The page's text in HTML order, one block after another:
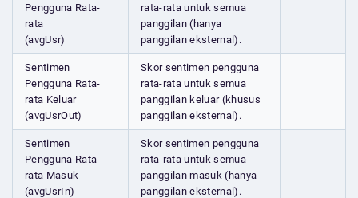
Pengguna Rata-
rata
(avgUsr)
rata-rata untuk semua
panggilan (hanya
panggilan eksternal).
Sentimen
Pengguna Rata-
rata Keluar
(avgUsrOut)
Skor sentimen pengguna
rata-rata untuk semua
panggilan keluar (khusus
panggilan eksternal).
Sentimen
Pengguna Rata-
rata Masuk
(avgUsrIn)
Skor sentimen pengguna
rata-rata untuk semua
panggilan masuk (hanya
panggilan eksternal).